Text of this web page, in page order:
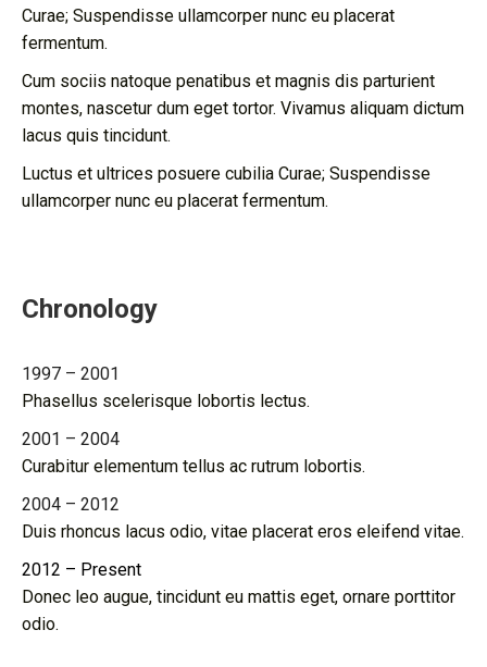
Curae; Suspendisse ullamcorper nunc eu placerat
fermentum.
Cum sociis natoque penatibus et magnis dis parturient
montes, nascetur dum eget tortor. Vivamus aliquam dictum
lacus quis tincidunt.
Luctus et ultrices posuere cubilia Curae; Suspendisse
ullamcorper nunc eu placerat fermentum.
Chronology
1997 – 2001
Phasellus scelerisque lobortis lectus.
2001 – 2004
Curabitur elementum tellus ac rutrum lobortis.
2004 – 2012
Duis rhoncus lacus odio, vitae placerat eros eleifend vitae.
2012 – Present
Donec leo augue, tincidunt eu mattis eget, ornare porttitor
odio.